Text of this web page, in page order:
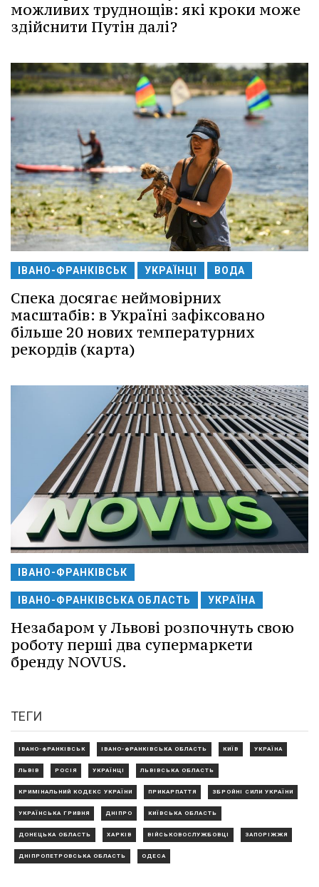
можливих труднощів: які кроки може
здійснити Путін далі?
ІВАНО-ФРАНКІВСЬК УКРАЇНЦІ ВОДА
Спека досягає неймовірних
масштабів: в Україні зафіксовано
більше 20 нових температурних
рекордів (карта)
ІВАНО-ФРАНКІВСЬК
ІВАНО-ФРАНКІВСЬКА ОБЛАСТЬ УКРАЇНА
Незабаром у Львові розпочнуть свою
роботу перші два супермаркети
бренду NOVUS.
ТЕГИ
ІВАНО-ФРАНКІВСЬК ІВАНО-ФРАНКІВСЬКА ОБЛАСТЬ КИЇВ УКРАЇНА
ЛЬВІВ РОСІЯ УКРАЇНЦІ ЛЬВІВСЬКА ОБЛАСТЬ
КРИМІНАЛЬНИЙ КОДЕКС УКРАЇНИ ПРИКАРПАТТЯ ЗБРОЙНІ СИЛИ УКРАЇНИ
УКРАЇНСЬКА ГРИВНЯ ДНІПРО КИЇВСЬКА ОБЛАСТЬ
ДОНЕЦЬКА ОБЛАСТЬ ХАРКІВ ВІЙСЬКОВОСЛУЖБОВЦІ ЗАПОРІЖЖЯ
ДНІПРОПЕТРОВСЬКА ОБЛАСТЬ ОДЕСА